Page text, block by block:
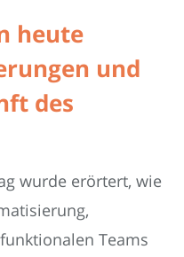
heute
und
des
wurde erörtert, wie
Teams